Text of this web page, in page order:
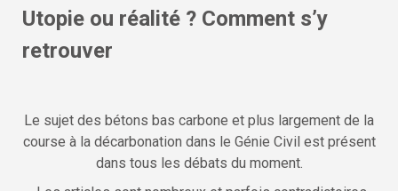
Utopie ou réalité ? Comment s’y
retrouver
Le sujet des bétons bas carbone et plus largement de la
course à la décarbonation dans le Génie Civil est présent
dans tous les débats du moment.